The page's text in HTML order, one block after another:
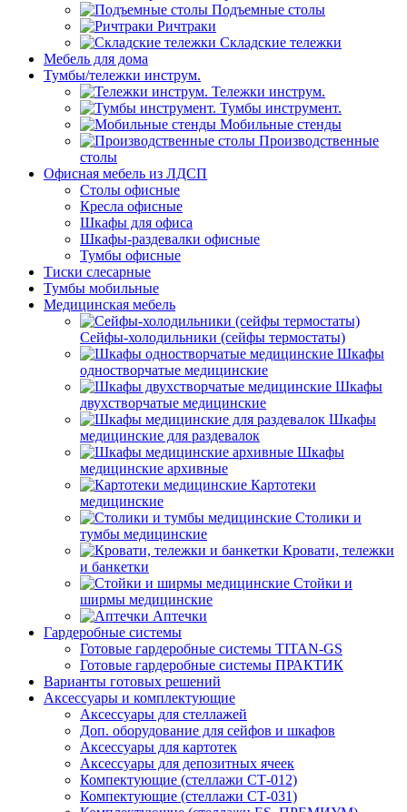
Подъемные столы
Ричтраки
Складские тележки
Мебель для дома
Тумбы/тележки инструм.
Тележки инструм.
Тумбы инструмент.
Мобильные стенды
Производственные
столы
Офисная мебель из ЛДСП
Столы офисные
Кресла офисные
Шкафы для офиса
Шкафы-раздевалки офисные
Тумбы офисные
Тиски слесарные
Тумбы мобильные
Медицинская мебель
Сейфы-холодильники (сейфы термостаты)
Шкафы
одностворчатые медицинские
Шкафы
двухстворчатые медицинские
Шкафы
медицинские для раздевалок
Шкафы
медицинские архивные
Картотеки
медицинские
Столики и
тумбы медицинские
Кровати, тележки
и банкетки
Стойки и
ширмы медицинские
Аптечки
Гардеробные системы
Готовые гардеробные системы TITAN-GS
Готовые гардеробные системы ПРАКТИК
Варианты готовых решений
Аксессуары и комплектующие
Аксессуары для стеллажей
Доп. оборудование для сейфов и шкафов
Аксессуары для картотек
Аксессуары для депозитных ячеек
Компектующие (стеллажи СТ-012)
Компектующие (стеллажи СТ-031)